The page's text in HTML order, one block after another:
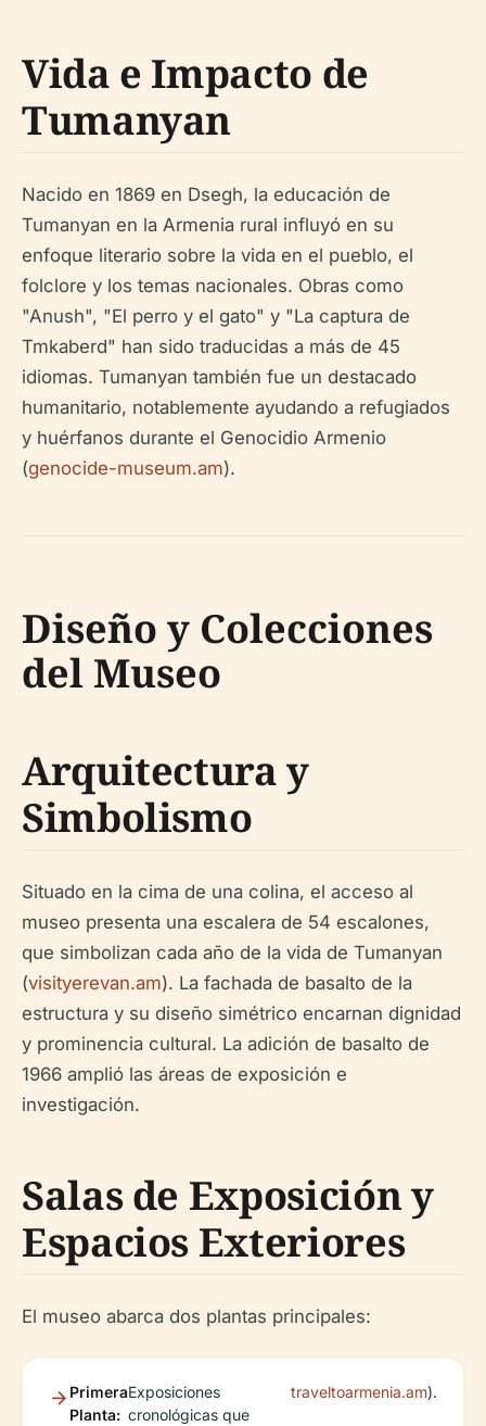
Vida e Impacto de
Tumanyan
Nacido en 1869 en Dsegh, la educación de
Tumanyan en la Armenia rural influyó en su
enfoque literario sobre la vida en el pueblo, el
folclore y los temas nacionales. Obras como
"Anush", "El perro y el gato" y "La captura de
Tmkaberd" han sido traducidas a más de 45
idiomas. Tumanyan también fue un destacado
humanitario, notablemente ayudando a refugiados
y huérfanos durante el Genocidio Armenio
(genocide-museum.am).
Diseño y Colecciones
del Museo
Arquitectura y
Simbolismo
Situado en la cima de una colina, el acceso al
museo presenta una escalera de 54 escalones,
que simbolizan cada año de la vida de Tumanyan
(visityerevan.am). La fachada de basalto de la
estructura y su diseño simétrico encarnan dignidad
y prominencia cultural. La adición de basalto de
1966 amplió las áreas de exposición e
investigación.
Salas de Exposición y
Espacios Exteriores
El museo abarca dos plantas principales:
Primera
Planta:
Exposiciones
cronológicas que
traveltoarmenia.am).